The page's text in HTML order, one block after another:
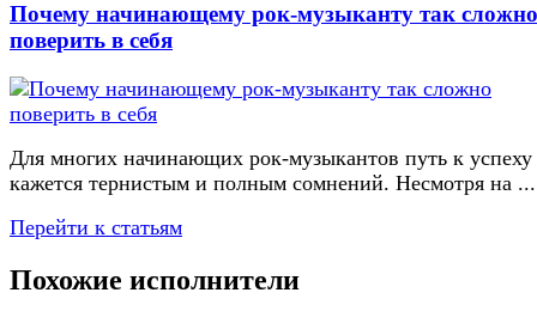
Почему начинающему рок-музыканту так сложно
поверить в себя
Для многих начинающих рок-музыкантов путь к успеху
кажется тернистым и полным сомнений. Несмотря на ...
Перейти к статьям
Похожие исполнители